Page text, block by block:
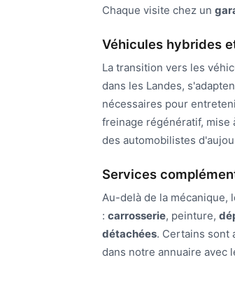
Chaque visite chez un
Véhicules hybrides
La transition vers les
dans les Landes,
nécessaires pour
freinage régénératif, mise
des automobilistes
Services
Au-delà de la mécanique,
: carrosserie, peinture,
détachées. Certains sont
dans notre annuaire avec